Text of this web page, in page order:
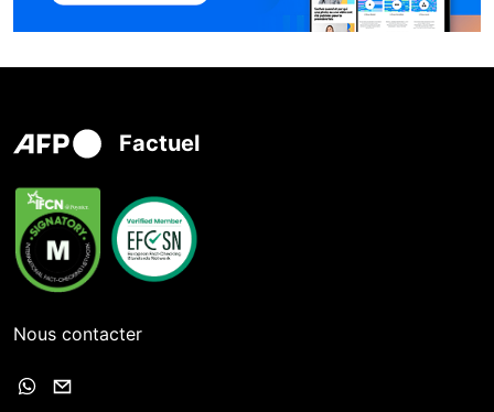
Factuel
Nous contacter